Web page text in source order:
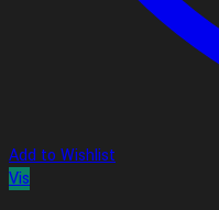
Add to Wishlist
Vis